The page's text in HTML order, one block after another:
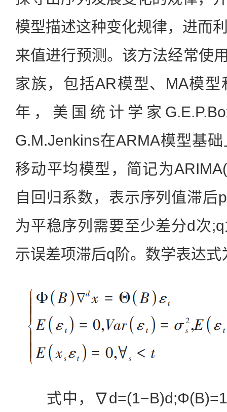
模型描述这种变化规律，进而
来值进行预测。该方法经常使
家族，包括AR模型、MA模型
年，美国统计学家
G.M.Jenkins在ARMA模型基
移动平均模型，简记为
自回归系数，表示序列值滞后
为平稳序列需要至少差分d次
示误差项滞后q阶。数学表达式
式中，